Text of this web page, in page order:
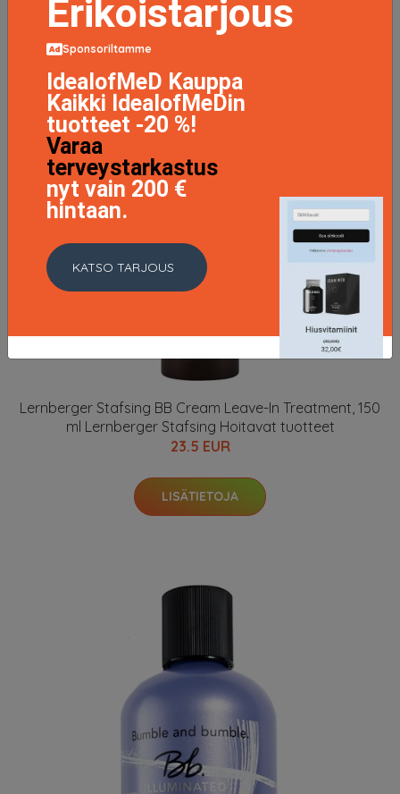
Lernberger Stafsing BB Cream Leave-In Treatment, 150
ml Lernberger Stafsing Hoitavat tuotteet
23.5 EUR
LISÄTIETOJA
Erikoistarjous
Sponsoriltamme
IdealofMeD Kauppa
Kaikki IdealofMeDin
tuotteet -20 %!
Varaa
terveystarkastus
nyt vain 200 €
hintaan.
KATSO TARJOUS